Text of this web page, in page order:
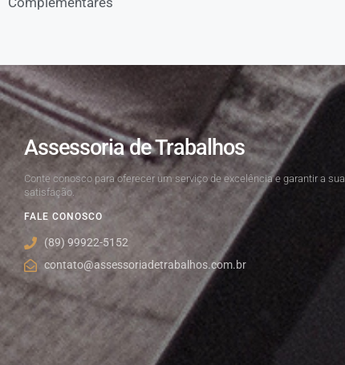
Assessoria de Trabalhos
Conte conosco para oferecer um serviço de excelência e garantir a sua
satisfação.
FALE CONOSCO
(89) 99922-5152
contato@assessoriadetrabalhos.com.br